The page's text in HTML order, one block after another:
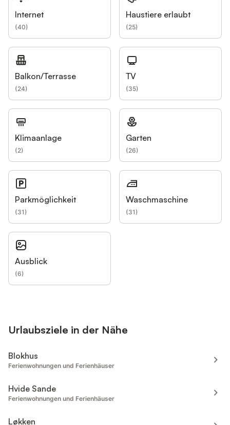
Internet
(40)
Haustiere erlaubt
(25)
Balkon/Terrasse
(24)
TV
(35)
Klimaanlage
(2)
Garten
(26)
Parkmöglichkeit
(31)
Waschmaschine
(31)
Ausblick
(6)
Urlaubsziele in der Nähe
Blokhus
Ferienwohnungen und Ferienhäuser
Hvide Sande
Ferienwohnungen und Ferienhäuser
Løkken